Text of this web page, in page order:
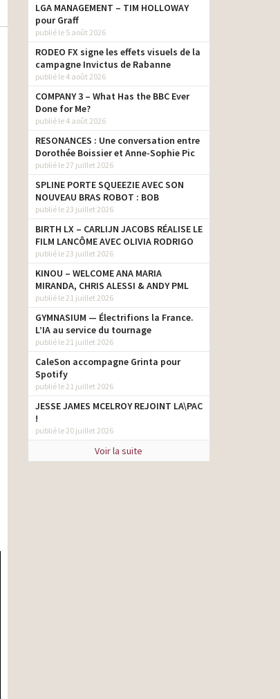
LGA MANAGEMENT – TIM HOLLOWAY
pour Graff
publié le 5 août 2026
RODEO FX signe les effets visuels de la
campagne Invictus de Rabanne
publié le 4 août 2026
COMPANY 3 – What Has the BBC Ever
Done for Me?
publié le 4 août 2026
RESONANCES : Une conversation entre
Dorothée Boissier et Anne-Sophie Pic
publié le 27 juillet 2026
SPLINE PORTE SQUEEZIE AVEC SON
NOUVEAU BRAS ROBOT : BOB
publié le 23 juillet 2026
BIRTH LX – CARLIJN JACOBS RÉALISE LE
FILM LANCÔME AVEC OLIVIA RODRIGO
publié le 23 juillet 2026
KINOU – WELCOME ANA MARIA
MIRANDA, CHRIS ALESSI & ANDY PML
publié le 21 juillet 2026
GYMNASIUM — Électrifions la France.
L’IA au service du tournage
publié le 21 juillet 2026
CaleSon accompagne Grinta pour
Spotify
publié le 21 juillet 2026
JESSE JAMES MCELROY REJOINT LA\PAC
!
publié le 20 juillet 2026
Voir la suite